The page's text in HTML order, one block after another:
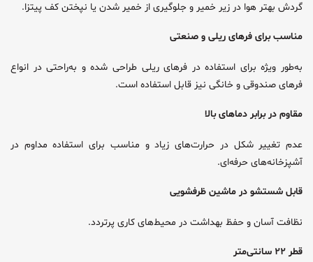
گردش بهتر هوا در زیر خمیر و جلوگیری از خمیر شدن یا نپختن کف پیتزا.
مناسب برای فرهای ریلی و صنعتی
به‌طور ویژه برای استفاده در فرهای ریلی طراحی شده و به‌راحتی در انواع
فرهای صندوقی و خانگی نیز قابل استفاده است.
مقاوم در برابر دماهای بالا
عدم تغییر شکل در حرارت‌های زیاد و مناسب برای استفاده مداوم در
آشپزخانه‌های حرفه‌ای.
قابل شستشو در ماشین ظرفشویی
نظافت آسان و حفظ بهداشت در محیط‌های کاری پرتردد.
قطر ۲۲ سانتی‌متر